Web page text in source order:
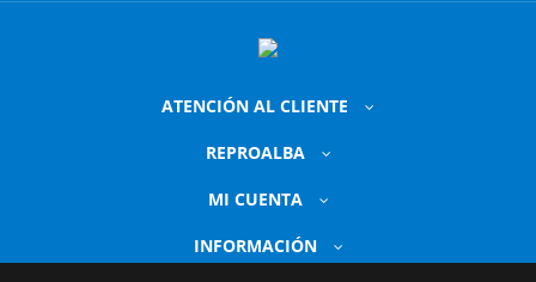
ATENCIÓN AL CLIENTE
REPROALBA
MI CUENTA
INFORMACIÓN